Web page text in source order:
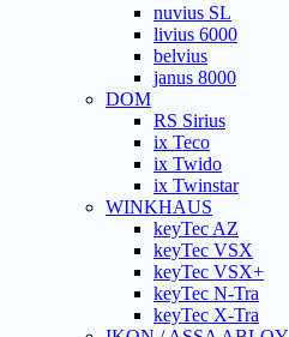
nuvius SL
livius 6000
belvius
janus 8000
DOM
RS Sirius
ix Teco
ix Twido
ix Twinstar
WINKHAUS
keyTec AZ
keyTec VSX
keyTec VSX+
keyTec N-Tra
keyTec X-Tra